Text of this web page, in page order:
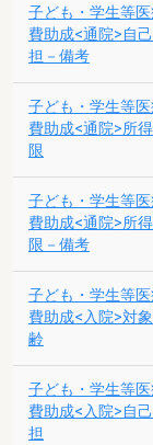
子ども・学生等医
費助成<通院>自
担－備考
子ども・学生等医
費助成<通院>所
限
子ども・学生等医
費助成<通院>所
限－備考
子ども・学生等医
費助成<入院>対
齢
子ども・学生等医
費助成<入院>自
担